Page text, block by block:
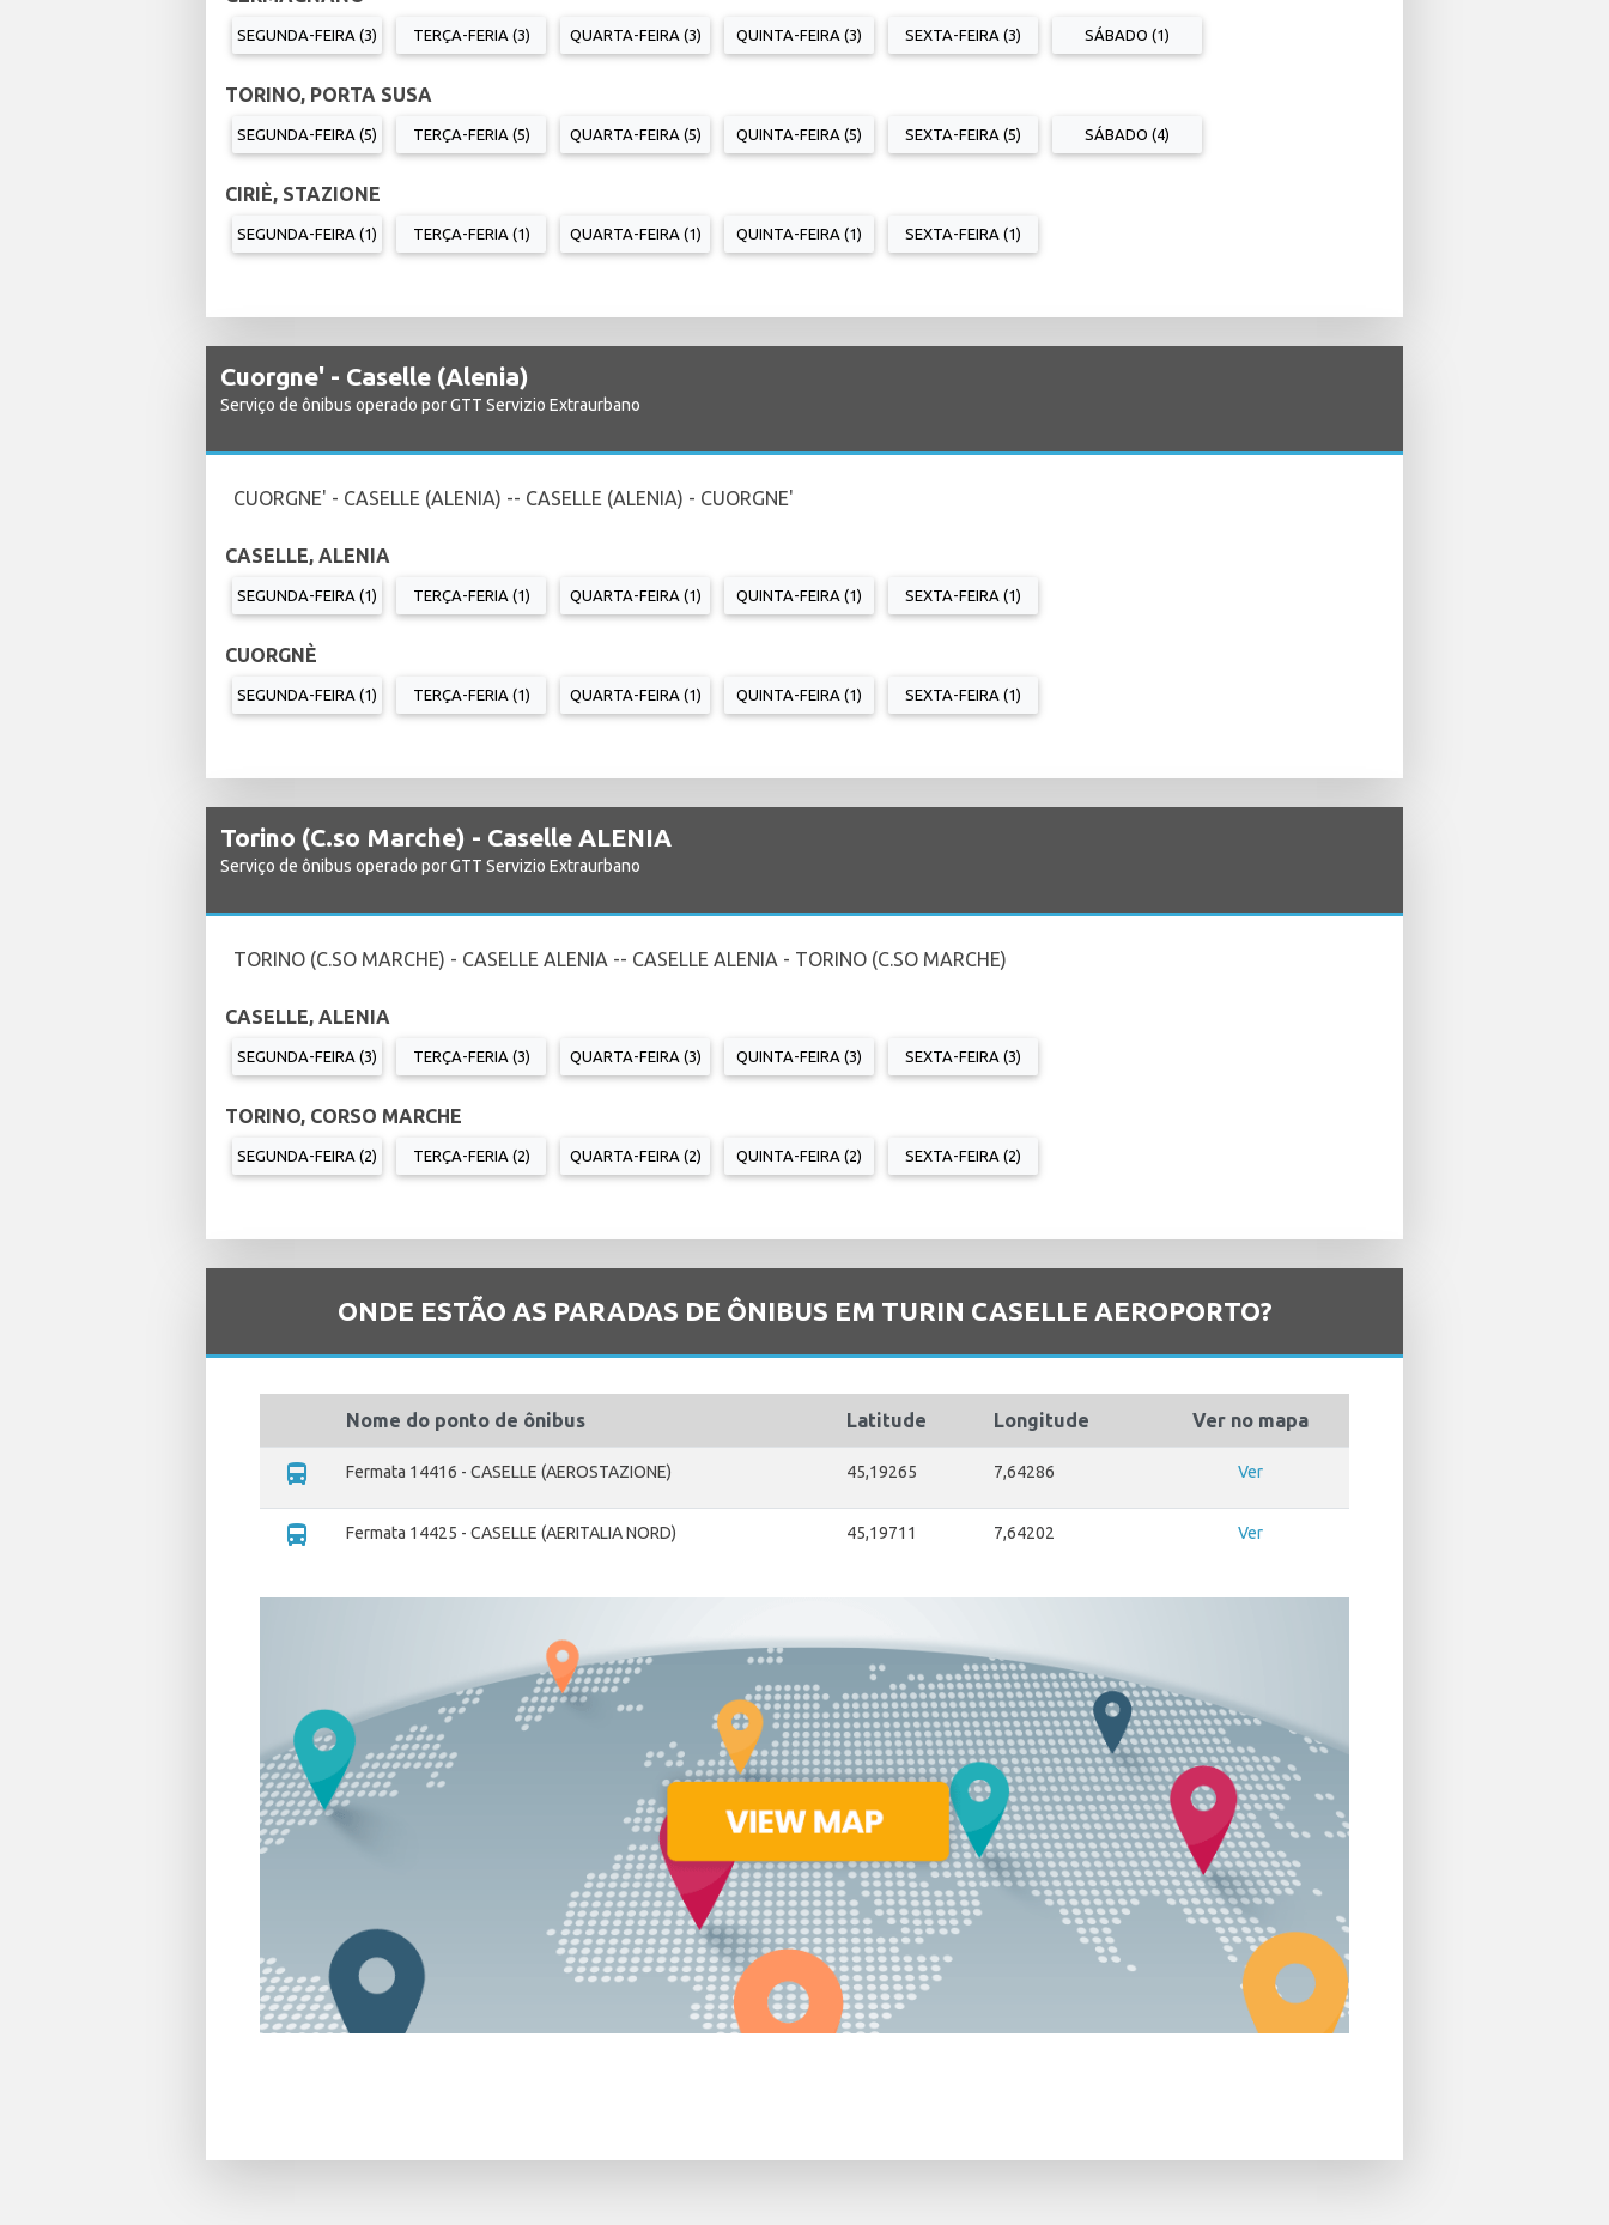
SEGUNDA-FEIRA (3) TERÇA-FERIA (3) QUARTA-FEIRA (3) QUINTA-FEIRA (3) SEXTA-FEIRA (3) SÁBADO (1)
TORINO, PORTA SUSA
SEGUNDA-FEIRA (5) TERÇA-FERIA (5) QUARTA-FEIRA (5) QUINTA-FEIRA (5) SEXTA-FEIRA (5) SÁBADO (4)
CIRIÈ, STAZIONE
SEGUNDA-FEIRA (1) TERÇA-FERIA (1) QUARTA-FEIRA (1) QUINTA-FEIRA (1) SEXTA-FEIRA (1)
Cuorgne' - Caselle (Alenia)
Serviço de ônibus operado por GTT Servizio Extraurbano
CUORGNE' - CASELLE (ALENIA) -- CASELLE (ALENIA) - CUORGNE'
CASELLE, ALENIA
SEGUNDA-FEIRA (1) TERÇA-FERIA (1) QUARTA-FEIRA (1) QUINTA-FEIRA (1) SEXTA-FEIRA (1)
CUORGNÈ
SEGUNDA-FEIRA (1) TERÇA-FERIA (1) QUARTA-FEIRA (1) QUINTA-FEIRA (1) SEXTA-FEIRA (1)
Torino (C.so Marche) - Caselle ALENIA
Serviço de ônibus operado por GTT Servizio Extraurbano
TORINO (C.SO MARCHE) - CASELLE ALENIA -- CASELLE ALENIA - TORINO (C.SO MARCHE)
CASELLE, ALENIA
SEGUNDA-FEIRA (3) TERÇA-FERIA (3) QUARTA-FEIRA (3) QUINTA-FEIRA (3) SEXTA-FEIRA (3)
TORINO, CORSO MARCHE
SEGUNDA-FEIRA (2) TERÇA-FERIA (2) QUARTA-FEIRA (2) QUINTA-FEIRA (2) SEXTA-FEIRA (2)
ONDE ESTÃO AS PARADAS DE ÔNIBUS EM TURIN CASELLE AEROPORTO?
Nome do ponto de ônibus Latitude Longitude Ver no mapa
directions_bus Fermata 14416 - CASELLE (AEROSTAZIONE) 45,19265 7,64286 Ver
directions_bus Fermata 14425 - CASELLE (AERITALIA NORD) 45,19711 7,64202 Ver